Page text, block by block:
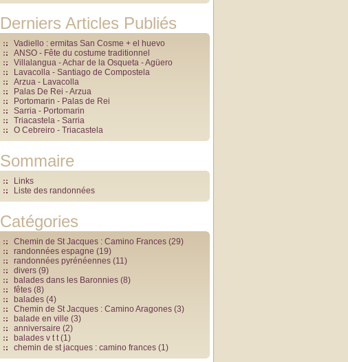
Derniers Articles Publiés
Vadiello : ermitas San Cosme + el huevo
ANSO - Fête du costume traditionnel
Villalangua - Achar de la Osqueta - Agüero
Lavacolla - Santiago de Compostela
Arzua - Lavacolla
Palas De Rei - Arzua
Portomarin - Palas de Rei
Sarria - Portomarin
Triacastela - Sarria
O Cebreiro - Triacastela
Sommaire
Links
Liste des randonnées
Catégories
Chemin de St Jacques : Camino Frances (29)
randonnées espagne (19)
randonnées pyrénéennes (11)
divers (9)
balades dans les Baronnies (8)
fêtes (8)
balades (4)
Chemin de St Jacques : Camino Aragones (3)
balade en ville (3)
anniversaire (2)
balades v t t(1)
chemin de st jacques : camino frances (1)